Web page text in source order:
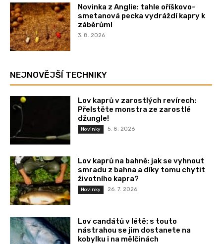
Novinka z Anglie: tahle oříškovo-
smetanová pecka vydráždí kapry k
záběrům!
3. 8. 2026
NEJNOVĚJŠÍ TECHNIKY
Lov kaprů v zarostlých revírech:
Přelstěte monstra ze zarostlé
džungle!
Novinky 5. 8. 2026
Lov kaprů na bahně: jak se vyhnout
smradu z bahna a díky tomu chytit
životního kapra?
Novinky 26. 7. 2026
Lov candátů v létě: s touto
nástrahou se jim dostanete na
kobylku i na mělčinách